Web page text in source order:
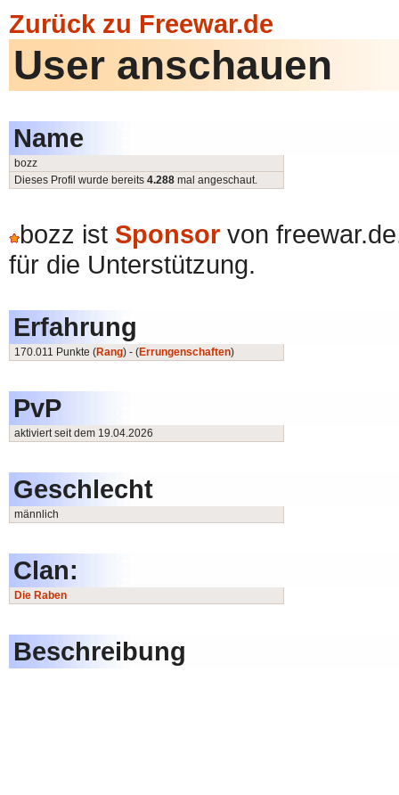
Zurück zu Freewar.de
User anschauen
Name
bozz
Dieses Profil wurde bereits 4.288 mal angeschaut.
bozz ist Sponsor von
für die Unterstützung.
Erfahrung
170.011 Punkte (Rang) - (Errungenschaften)
PvP
aktiviert seit dem 19.04.2026
Geschlecht
männlich
Clan:
Die Raben
Beschreibung